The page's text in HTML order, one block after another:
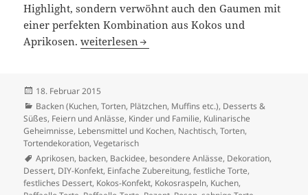
Highlight, sondern verwöhnt auch den Gaumen mit
einer perfekten Kombination aus Kokos und
Aprikosen.Raffaello-Torte mit Selbstgemachtem Kokos-
weiterlesen
Veröffentlicht
am
18. Februar 2015
Kategorien
Backen (Kuchen, Torten, Plätzchen, Muffins etc.), Desserts &
Süßes, Feiern und Anlässe, Kinder und Familie, Kulinarische
Geheimnisse, Lebensmittel und Kochen, Nachtisch,Torten,
Tortendekoration,Vegetarisch
Schlagwörter
Aprikosen, backen, Backidee, besondere Anlässe, Dekoration,
Dessert, DIY-Konfekt, Einfache Zubereitung,festliche Torte,
festliches Dessert, Kokos-Konfekt, Kokosraspeln, Kuchen,